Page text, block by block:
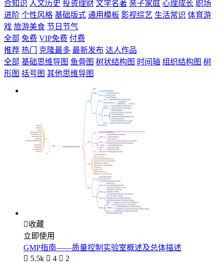
合知识 人文历史 投资理财 文学名著 亲子家庭 心理成长 职场
进阶 个性风格 基础版式 通用模板 影视综艺 生活常识 体育游
戏 旅游美食 节日节气
全部 免费 VIP免费 付费
推荐 热门 克隆最多 最新发布 达人作品
全部 基础思维导图 鱼骨图 树状结构图 时间轴 组织结构图 树
形图 括号图 其他思维导图
收藏
立即使用
GMP指南——质量控制实验室概述及总体描述
 5.5k  4  2